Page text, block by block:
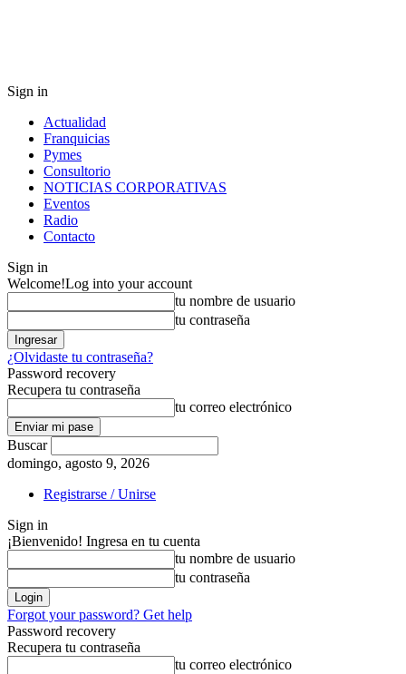
Sign in
Actualidad
Franquicias
Pymes
Consultorio
NOTICIAS CORPORATIVAS
Eventos
Radio
Contacto
Sign in
Welcome!Log into your account
tu nombre de usuario
tu contraseña
¿Olvidaste tu contraseña?
Password recovery
Recupera tu contraseña
tu correo electrónico
Buscar
domingo, agosto 9, 2026
Registrarse / Unirse
Sign in
¡Bienvenido! Ingresa en tu cuenta
tu nombre de usuario
tu contraseña
Forgot your password? Get help
Password recovery
Recupera tu contraseña
tu correo electrónico